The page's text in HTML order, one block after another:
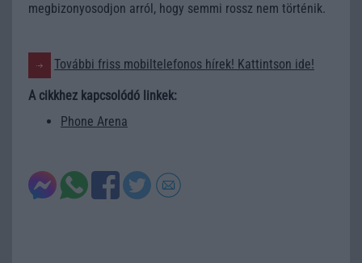
megbizonyosodjon arról, hogy semmi rossz nem történik.
További friss mobiltelefonos hírek! Kattintson ide!
A cikkhez kapcsolódó linkek:
Phone Arena